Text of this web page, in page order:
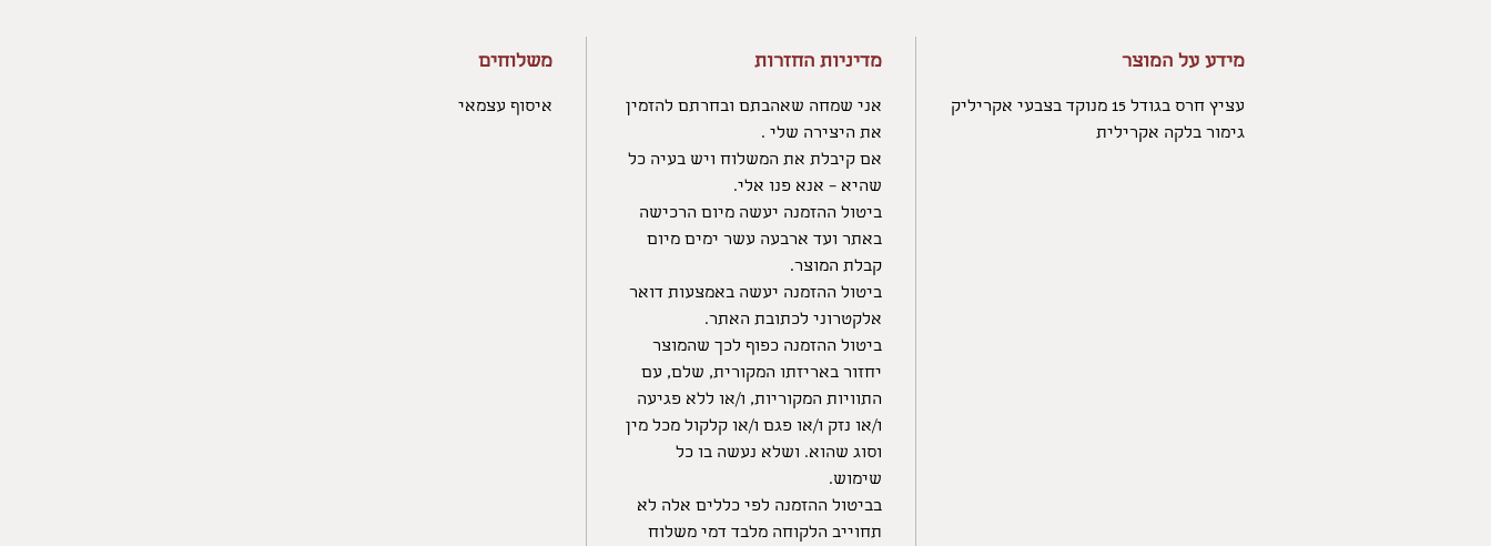
מידע על המוצר
עציץ חרס בגודל 15 מנוקד בצבעי אקריליק
גימור בלקה אקרילית
מדיניות החזרות
אני שמחה שאהבתם ובחרתם להזמין
את היצירה שלי .
אם קיבלת את המשלוח ויש בעיה כל
שהיא – אנא פנו אלי.
ביטול ההזמנה יעשה מיום הרכישה
באתר ועד ארבעה עשר ימים מיום
קבלת המוצר.
ביטול ההזמנה יעשה באמצעות דואר
אלקטרוני לכתובת האתר.
ביטול ההזמנה כפוף לכך שהמוצר
יחזור באריזתו המקורית, שלם, עם
התוויות המקוריות, ו/או ללא פגיעה
ו/או נזק ו/או פגם ו/או קלקול מכל מין
וסוג שהוא. ושלא נעשה בו כל
שימוש.
בביטול ההזמנה לפי כללים אלה לא
תחוייב הלקוחה מלבד דמי משלוח
משלוחים
איסוף עצמאי